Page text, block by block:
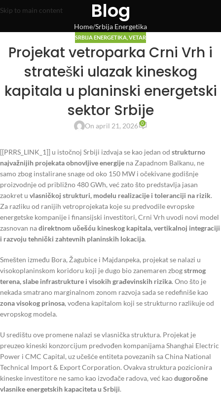
Skip to main content Blog
Home Srbija Energetika
SRBIJA ENERGETIKA VETAR
Projekat vetroparka Crni Vrh i
strateški ulazak kineskog
kapitala u planinski energetski
sektor Srbije
On april 21, 2026 0
[[PRRS_LINK_1]] u istočnoj Srbiji izdvaja se kao jedan od strukturno
najvažnijih projekata obnovljive energije na Zapadnom Balkanu, ne
samo zbog instalirane snage od oko 150 MW i očekivane godišnje
proizvodnje od približno 480 GWh, već zato što predstavlja jasan
zaokret u vlasničkoj strukturi, modelu realizacije i toleranciji na rizik.
Za razliku od ranijih vetroprojekata koje su predvodile evropske
energetske kompanije i finansijski investitori, Crni Vrh uvodi novi model
zasnovan nadirektnom učešću kineskog kapitala, vertikalnoj integraciji
i razvoju tehnički zahtevnih planinskih lokacija.
Smešten između Bora, Žagubice i Majdanpeka, projekat se nalazi u
visokoplaninskom koridoru koji je dugo bio zanemaren zbogstrmog
terena, slabe infrastrukture i visokih građevinskih rizika. Ono što je
nekada smatrano marginalnom zonom razvoja sada se redefiniše kao
zona visokog prinosa, vođena kapitalom koji se strukturno razlikuje od
evropskog modela.
U središtu ove promene nalazi se vlasnička struktura. Projekat je
preuzeo kineski konzorcijum predvođen kompanijama Shanghai Electric
Power i CMC Capital, uz učešće entiteta povezanih sa China National
Technical Import & Export Corporation. Ovakva struktura pozicionira
kineske investitore ne samo kao izvođače radova, već kaodugoročne
vlasnike energetskih kapaciteta u Srbiji.